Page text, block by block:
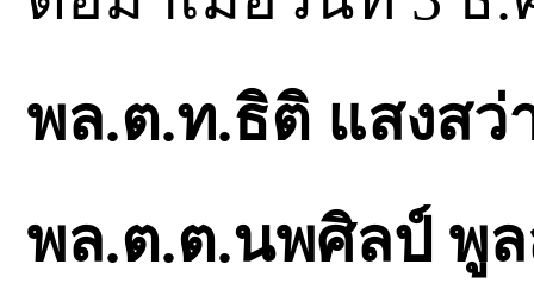
พล.ต.ท.ธิติ แสงสว่
พล.ต.ต.นพศิลป์ พู